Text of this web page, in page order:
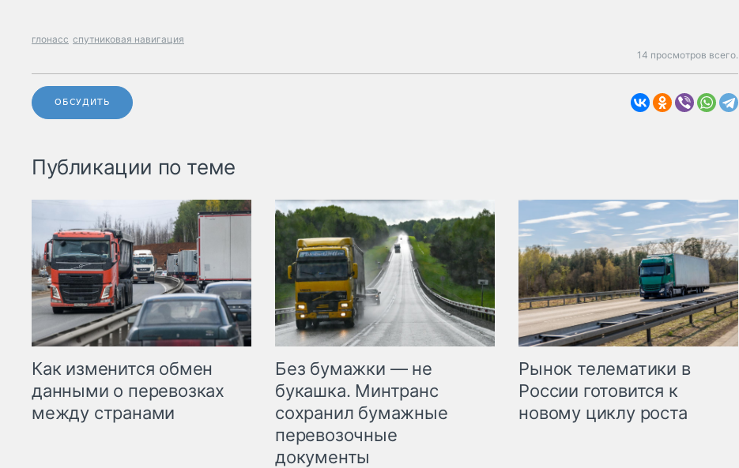
глонасс спутниковая навигация
14 просмотров всего.
ОБСУДИТЬ
Публикации по теме
Как изменится обмен
данными о перевозках
между странами
Без бумажки — не
букашка. Минтранс
сохранил бумажные
перевозочные
документы
Рынок телематики в
России готовится к
новому циклу роста